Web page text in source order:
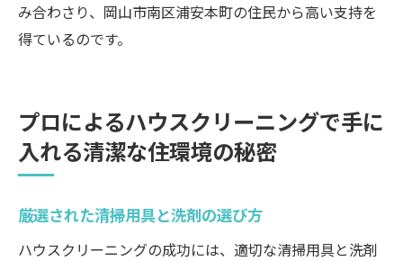
み合わさり、岡山市南区浦安本町の住民から高い支持を
得ているのです。
プロによるハウスクリーニングで手に
入れる清潔な住環境の秘密
厳選された清掃用具と洗剤の選び方
ハウスクリーニングの成功には、適切な清掃用具と洗剤